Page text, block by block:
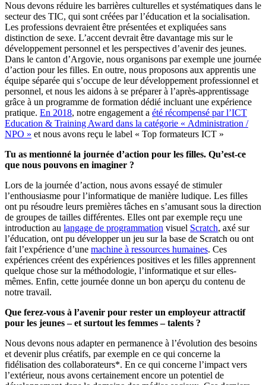
Nous devons réduire les barrières culturelles et systématiques dans le
secteur des TIC, qui sont créées par l’éducation et la socialisation.
Les professions devraient être présentées et expliquées sans
distinction de sexe. L’accent devrait être davantage mis sur le
développement personnel et les perspectives d’avenir des jeunes.
Dans le canton d’Argovie, nous organisons par exemple une journée
d’action pour les filles. En outre, nous proposons aux apprentis une
équipe séparée qui s’occupe de leur développement professionnel et
personnel, et nous les aidons à se préparer à l’après-apprentissage
grâce à un programme de formation dédié incluant une expérience
pratique. En 2018, notre engagement a été récompensé par l’ICT
Education & Training Award dans la catégorie « Administration /
NPO » et nous avons reçu le label « Top formateurs ICT »
Tu as mentionné la journée d’action pour les filles. Qu’est-ce
que nous pouvons en imaginer ?
Lors de la journée d’action, nous avons essayé de stimuler
l’enthousiasme pour l’informatique de manière ludique. Les filles
ont pu résoudre leurs premières tâches en s’amusant sous la direction
de groupes de tailles différentes. Elles ont par exemple reçu une
introduction au langage de programmation visuel Scratch, axé sur
l’éducation, ont pu développer un jeu sur la base de Scratch ou ont
fait l’expérience d’une machine à ressources humaines. Ces
expériences créent des expériences positives et les filles apprennent
quelque chose sur la méthodologie, l’informatique et sur elles-
mêmes. Enfin, cette journée donne un bon aperçu du contenu de
notre travail.
Que ferez-vous à l’avenir pour rester un employeur attractif
pour les jeunes – et surtout les femmes – talents ?
Nous devons nous adapter en permanence à l’évolution des besoins
et devenir plus créatifs, par exemple en ce qui concerne la
fidélisation des collaborateurs*. En ce qui concerne l’impact vers
l’extérieur, nous avons certainement encore un potentiel de